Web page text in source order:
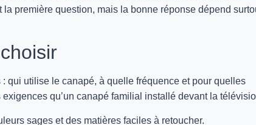
la première question, mais la bonne réponse dépend
qui utilise le canapé, à quelle fréquence et pour quelles
qu’un canapé familial installé devant la
sages et des matières faciles à retoucher.